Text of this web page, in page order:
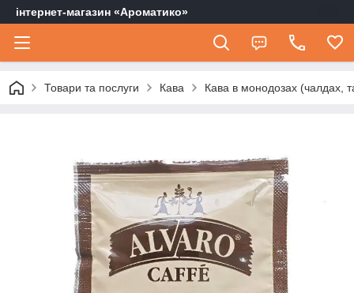
інтернет-магазин «Ароматико»
Товари та послуги Кава Кава в монодозах (чалдах,